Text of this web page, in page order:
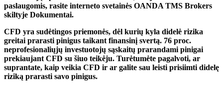
paslaugomis, rasite interneto svetainės OANDA TMS Brokers
skiltyje Dokumentai.
CFD yra sudėtingos priemonės, dėl kurių kyla didelė rizika
greitai prarasti pinigus taikant finansinį svertą. 76 proc.
neprofesionaliųjų investuotojų sąskaitų prarandami pinigai
prekiaujant CFD su šiuo teikėju. Turėtumėte pagalvoti, ar
suprantate, kaip veikia CFD ir ar galite sau leisti prisiimti didelę
riziką prarasti savo pinigus.